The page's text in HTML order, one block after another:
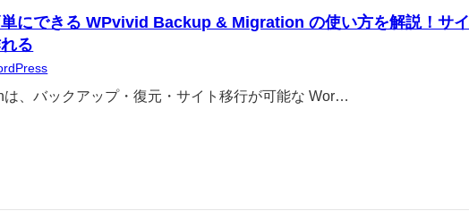
にできる WPvivid Backup & Migration の使い方を解説！サイ
る
、バックアップ・復元・サイト移行が可能な Wor…